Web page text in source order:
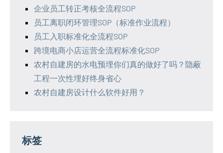
企业员工转正考核全流程SOP
员工离职闭环管理SOP（标准作业流程）
员工入职标准化全流程SOP
跨境电商小店运营全流程标准化SOP
农村自建房的水电预埋你们真的做好了吗？隐蔽
工程一次性埋好终身省心
农村自建房设计什么软件好用？
标签